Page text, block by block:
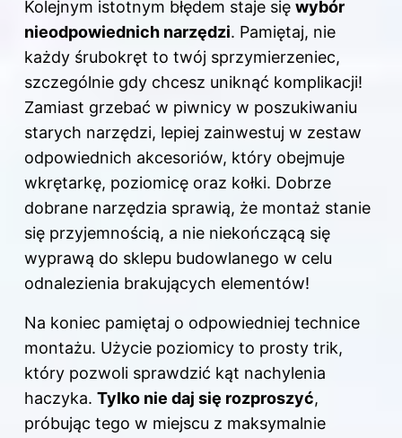
Kolejnym istotnym błędem staje się wybór
nieodpowiednich narzędzi. Pamiętaj, nie
każdy śrubokręt to twój sprzymierzeniec,
szczególnie gdy chcesz uniknąć komplikacji!
Zamiast grzebać w piwnicy w poszukiwaniu
starych narzędzi, lepiej zainwestuj w zestaw
odpowiednich akcesoriów, który obejmuje
wkrętarkę, poziomicę oraz kołki. Dobrze
dobrane narzędzia sprawią, że montaż stanie
się przyjemnością, a nie niekończącą się
wyprawą do sklepu budowlanego w celu
odnalezienia brakujących elementów!
Na koniec pamiętaj o odpowiedniej technice
montażu. Użycie poziomicy to prosty trik,
który pozwoli sprawdzić kąt nachylenia
haczyka. Tylko nie daj się rozproszyć,
próbując tego w miejscu z maksymalnie